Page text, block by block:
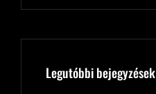
Legutóbbi bejegyzések